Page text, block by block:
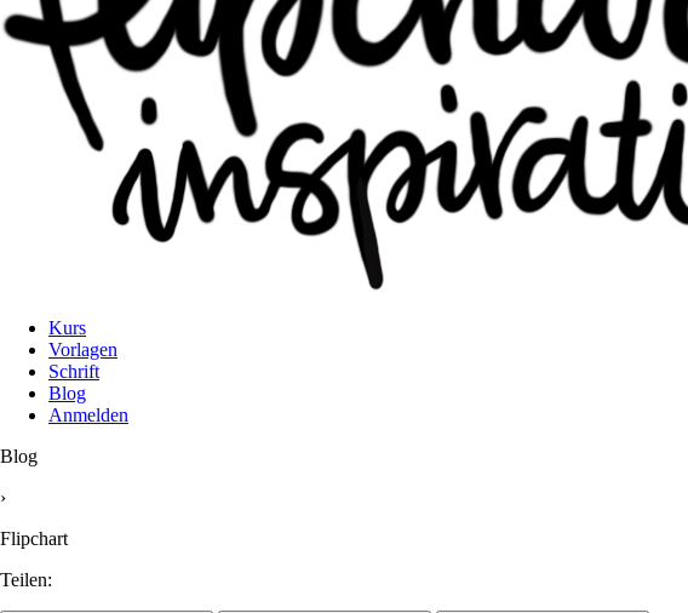
Kurs
Vorlagen
Schrift
Blog
Anmelden
Blog
›
Flipchart
Teilen: